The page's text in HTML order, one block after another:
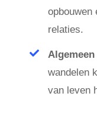
opbouwen
relaties.
wandelen
van leven